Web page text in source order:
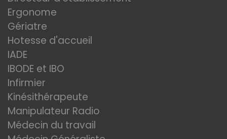
Ergonome
Gériatre
Hotesse d'accueil
IADE
IBODE et IBO
Infirmier
Kinésithérapeute
Manipulateur Radio
Médecin du travail